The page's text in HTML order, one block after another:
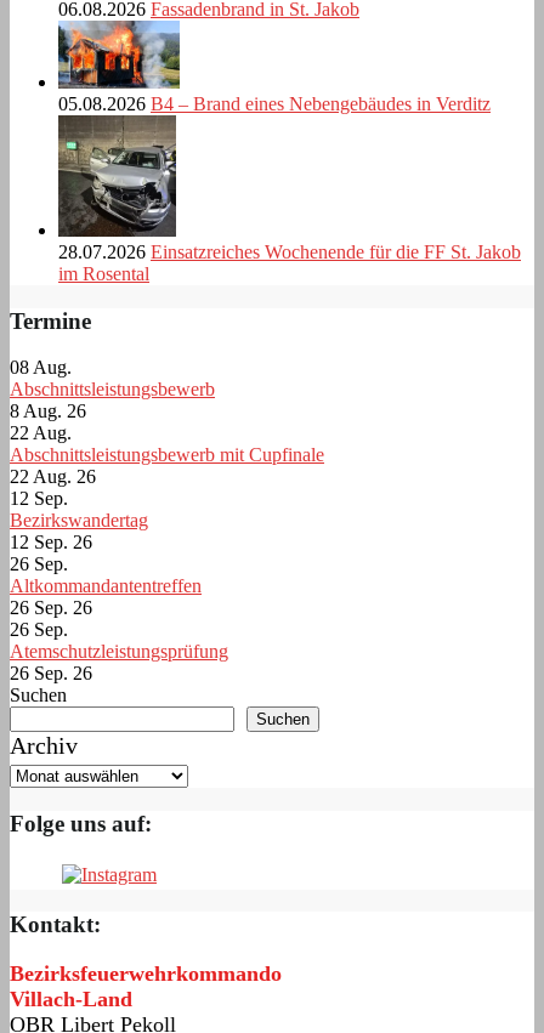
06.08.2026 Fassadenbrand in St. Jakob
05.08.2026 B4 – Brand eines Nebengebäudes in Verditz
28.07.2026 Einsatzreiches Wochenende für die FF St. Jakob
im Rosental
Termine
08 Aug.
Abschnittsleistungsbewerb
8 Aug. 26
22 Aug.
Abschnittsleistungsbewerb mit Cupfinale
22 Aug. 26
12 Sep.
Bezirkswandertag
12 Sep. 26
26 Sep.
Altkommandantentreffen
26 Sep. 26
26 Sep.
Atemschutzleistungsprüfung
26 Sep. 26
Suchen
Suchen
Archiv
Folge uns auf:
Kontakt:
Bezirksfeuerwehrkommando
Villach-Land
OBR Libert Pekoll